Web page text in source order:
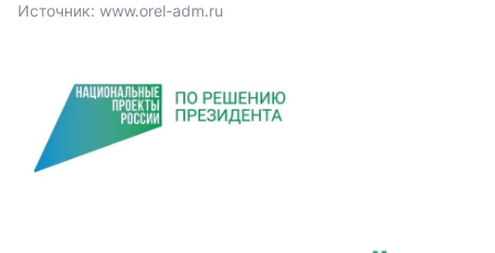
Источник: www.orel-adm.ru